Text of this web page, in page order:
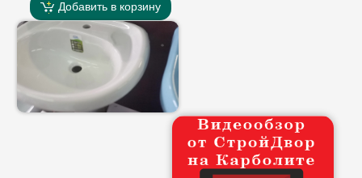
Добавить в корзину